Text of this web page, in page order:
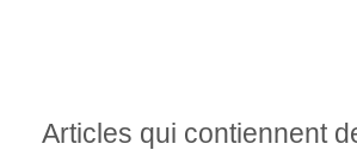
Articles qui contiennent